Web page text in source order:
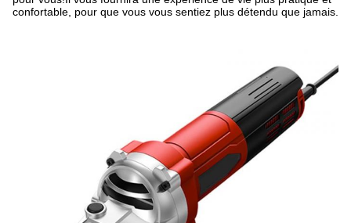
confortable, pour que vous vous sentiez plus détendu que jamais.